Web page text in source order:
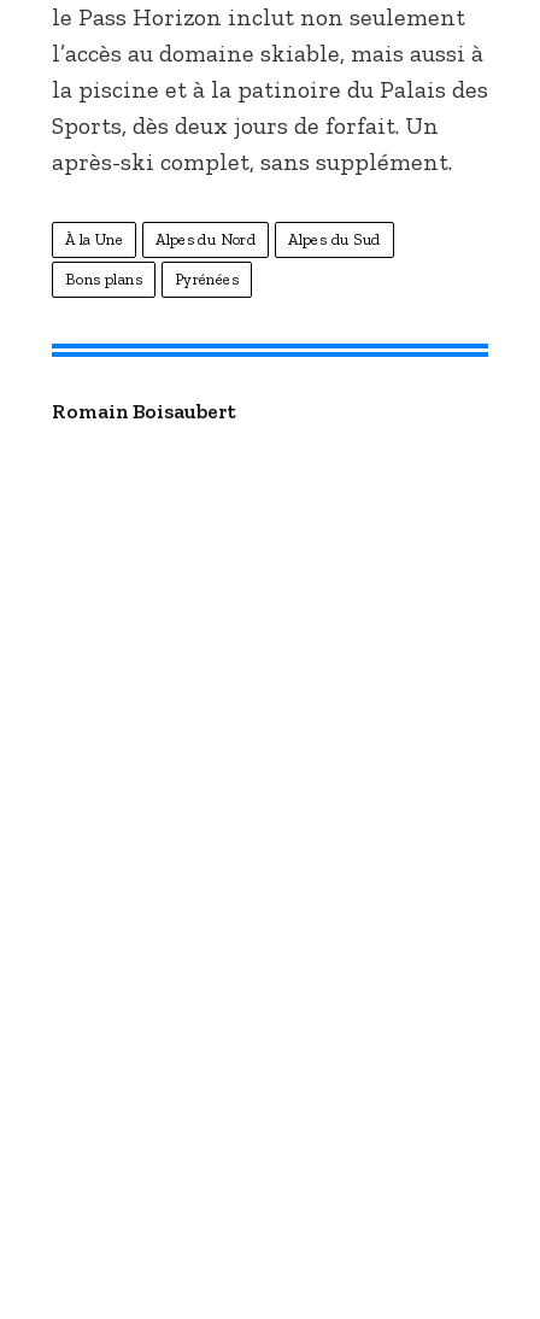
le Pass Horizon inclut non seulement
l’accès au domaine skiable, mais aussi à
la piscine et à la patinoire du Palais des
Sports, dès deux jours de forfait. Un
après-ski complet, sans supplément.
À la Une Alpes du Nord Alpes du Sud
Bons plans Pyrénées
Romain Boisaubert